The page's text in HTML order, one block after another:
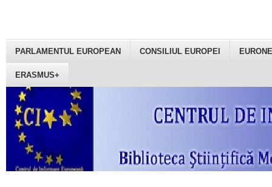
PARLAMENTUL EUROPEAN CONSILIUL EUROPEI
ERASMUS+